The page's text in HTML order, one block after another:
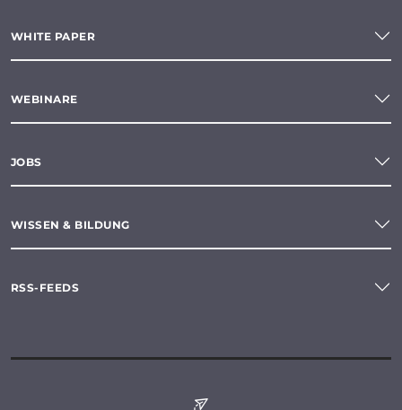
WHITE PAPER
WEBINARE
JOBS
WISSEN & BILDUNG
RSS-FEEDS